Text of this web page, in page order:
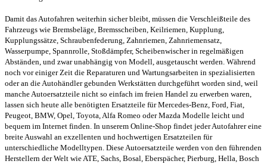
Damit das Autofahren weiterhin sicher bleibt, müssen die Verschleißteile des
Fahrzeugs wie Bremsbeläge, Bremsscheiben, Keilriemen, Kupplung,
Kupplungssätze, Schraubenfederung, Zahnriemen, Zahnriemensatz,
Wasserpumpe, Spannrolle, Stoßdämpfer, Scheibenwischer in regelmäßigen
Abständen, und zwar unabhängig von Modell, ausgetauscht werden. Während
noch vor einiger Zeit die Reparaturen und Wartungsarbeiten in spezialisierten
oder an die Autohändler gebunden Werkstätten durchgeführt worden sind, weil
manche Autoersatzteile nicht so einfach im freien Handel zu erwerben waren,
lassen sich heute alle benötigten Ersatzteile für Mercedes-Benz, Ford, Fiat,
Peugeot, BMW, Opel, Toyota, Alfa Romeo oder Mazda Modelle leicht und
bequem im Internet finden. In unserem Online-Shop findet jeder Autofahrer eine
breite Auswahl an exzellenten und hochwertigen Ersatzteilen für
unterschiedliche Modelltypen. Diese Autoersatzteile werden von den führenden
Herstellern der Welt wie ATE, Sachs, Bosal, Eberspächer, Pierburg, Hella, Bosch